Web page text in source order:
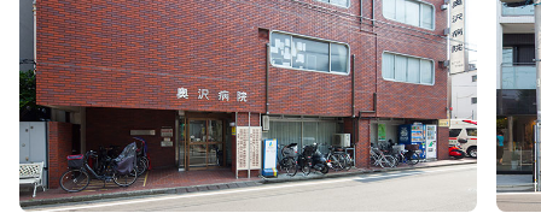
ただけます。
◆新人の看護師さんの間で「オレンジの会」という会があ
り、週1回程度集まって、新人同士の絆を深め合う会だそう
です。2012年度から始まり、効果もあってか2012年度は
新人の退職者は0だったそうです♪新しい環境に飛び込むの
が不安な方にオススメの病院です！